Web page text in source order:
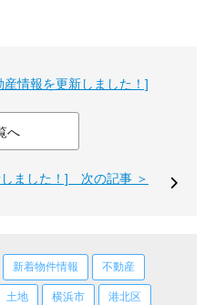
情報を更新しました！]
へ
ました！] 次の記事 ＞
新着物件情報 不動産
土地 横浜市 港北区